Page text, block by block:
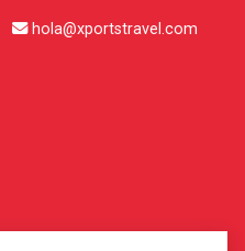
hola@xportstravel.com